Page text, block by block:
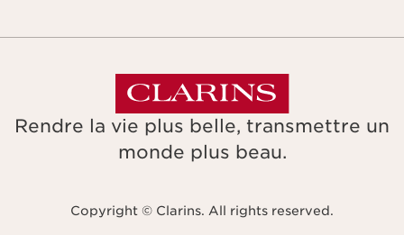
Rendre la vie plus belle, transmettre un
monde plus beau.
Copyright © Clarins. All rights reserved.